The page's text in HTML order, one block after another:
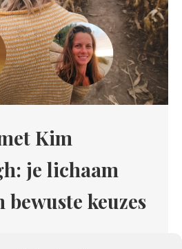
Kim
je lichaam
bewuste keuzes